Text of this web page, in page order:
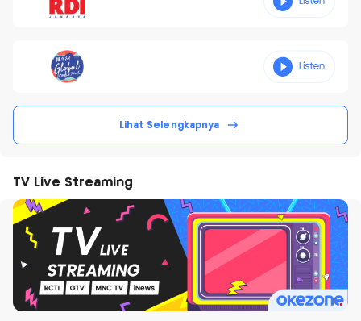
Lihat Selengkapnya
TV Live Streaming